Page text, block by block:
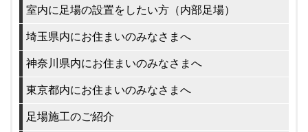
室内に足場の設置をしたい方（内部足場）
埼玉県内にお住まいのみなさまへ
神奈川県内にお住まいのみなさまへ
東京都内にお住まいのみなさまへ
足場施工のご紹介